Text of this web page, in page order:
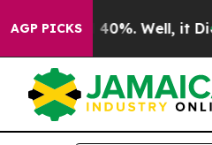
AGP PICKS
Around 40%. Well, it Didn’t